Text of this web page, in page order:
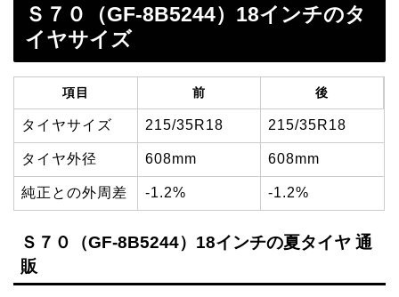
Ｓ７０（GF-8B5244）18インチのタ
イヤサイズ
項目 前 後
タイヤサイズ 215/35R18 215/35R18
タイヤ外径 608mm 608mm
純正との外周差 -1.2% -1.2%
Ｓ７０（GF-8B5244）18インチの夏タイヤ 通
販